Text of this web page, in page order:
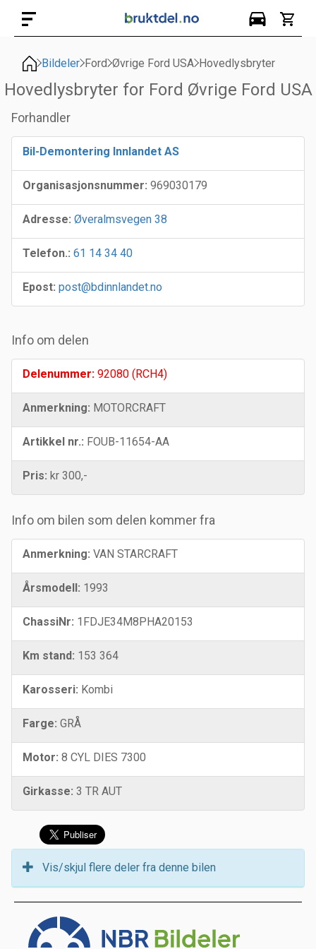
Bildeler Ford Øvrige Ford USA Hovedlysbryter
Hovedlysbryter for Ford Øvrige Ford USA
Forhandler
Bil-Demontering Innlandet AS
Organisasjonsnummer: 969030179
Adresse: Øveralmsvegen 38
Telefon.: 61 14 34 40
Epost: post@bdinnlandet.no
Info om delen
Delenummer: 92080 (RCH4)
Anmerkning: MOTORCRAFT
Artikkel nr.: FOUB-11654-AA
Pris: kr 300,-
Info om bilen som delen kommer fra
Anmerkning: VAN STARCRAFT
Årsmodell: 1993
ChassiNr: 1FDJE34M8PHA20153
Km stand: 153 364
Karosseri: Kombi
Farge: GRÅ
Motor: 8 CYL DIES 7300
Girkasse: 3 TR AUT
Vis/skjul flere deler fra denne bilen